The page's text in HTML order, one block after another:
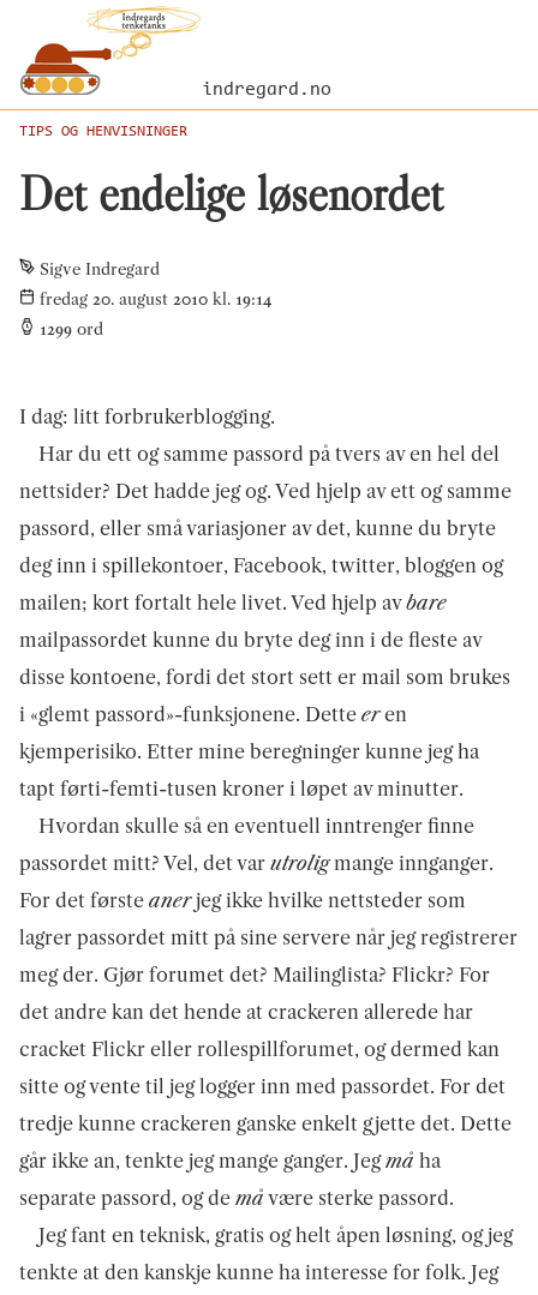
indregard.no
TIPS OG HENVISNINGER
Det endelige løsenordet
Sigve Indregard
fredag 20. august 2010 kl. 19:14
1299 ord
I dag: litt forbrukerblogging.
Har du ett og samme passord på tvers av en hel del
nettsider? Det hadde jeg og. Ved hjelp av ett og samme
passord, eller små variasjoner av det, kunne du bryte
deg inn i spillekontoer, Facebook, twitter, bloggen og
mailen; kort fortalt hele livet. Ved hjelp avbare
mailpassordet kunne du bryte deg inn i de fleste av
disse kontoene, fordi det stort sett er mail som brukes
i «glemt passord»-funksjonene. Dette eren
kjemperisiko. Etter mine beregninger kunne jeg ha
tapt førti-femti-tusen kroner i løpet av minutter.
Hvordan skulle så en eventuell inntrenger finne
passordet mitt? Vel, det var utroligmange innganger.
For det første anerjeg ikke hvilke nettsteder som
lagrer passordet mitt på sine servere når jeg registrerer
meg der. Gjør forumet det? Mailinglista? Flickr? For
det andre kan det hende at crackeren allerede har
cracket Flickr eller rollespillforumet, og dermed kan
sitte og vente til jeg logger inn med passordet. For det
tredje kunne crackeren ganske enkelt gjette det. Dette
går ikke an, tenkte jeg mange ganger. Jegmå ha
separate passord, og de må være sterke passord.
Jeg fant en teknisk, gratis og helt åpen løsning, og jeg
tenkte at den kanskje kunne ha interesse for folk. Jeg